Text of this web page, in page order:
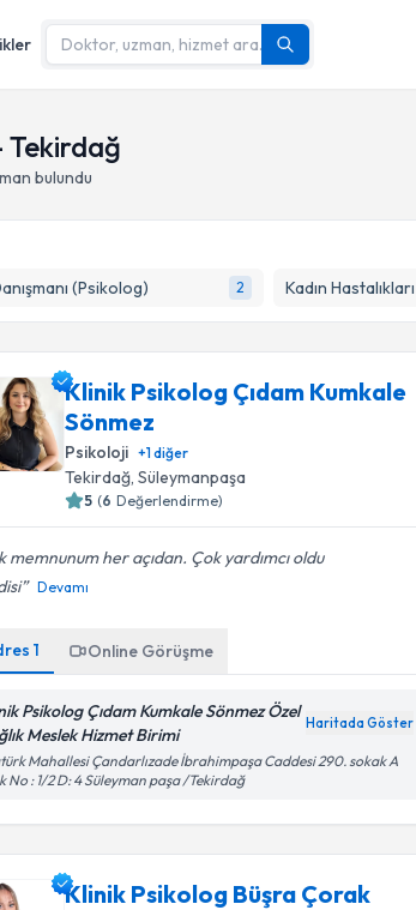
Tekirdağ
bulundu
(Psikolog) 2 Kadın
Klinik Psikolog Çıdam Kumkale
Sönmez
Psikoloji +1diğer
Tekirdağ, Süleymanpaşa
5 (6 Değerlendirme)
memnunum her açıdan. Çok yardımcı oldu
Devamı
1 Online Görüşme
Psikolog Çıdam Kumkale Sönmez Özel
Meslek Hizmet Birimi
Haritada Göster
Mahallesi Çandarlızade İbrahimpaşa Caddesi 290. sokak A
No : 1/2 D: 4 Süleyman paşa /Tekirdağ
Klinik Psikolog Büşra Çorak